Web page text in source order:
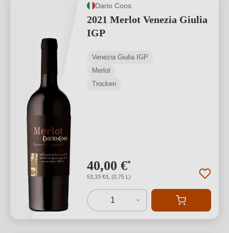
Dario Coos
2021 Merlot Venezia Giulia
IGP
Venezia Giulia IGP
Merlot
Trocken
40,00 €*
53,33 €/L (0,75 L)
1